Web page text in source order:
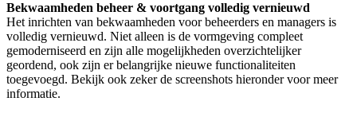
Bekwaamheden beheer & voortgang volledig vernieuwd
Het inrichten van bekwaamheden voor beheerders en managers is
volledig vernieuwd. Niet alleen is de vormgeving compleet
gemoderniseerd en zijn alle mogelijkheden overzichtelijker
geordend, ook zijn er belangrijke nieuwe functionaliteiten
toegevoegd. Bekijk ook zeker de screenshots hieronder voor meer
informatie.